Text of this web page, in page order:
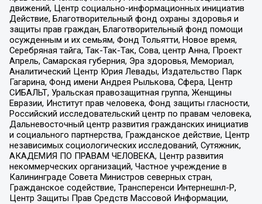
движений, Центр социально-информационных инициатив
Действие, Благотворительный фонд охраны здоровья и
защиты прав граждан, Благотворительный фонд помощи
осужденным и их семьям, Фонд Тольятти, Новое время,
Серебряная тайга, Так-Так-Так, Сова, центр Анна, Проект
Апрель, Самарская губерния, Эра здоровья, Мемориал,
Аналитический Центр Юрия Левады, Издательство Парк
Гагарина, Фонд имени Андрея Рылькова, Сфера, Центр
СИБАЛЬТ, Уральская правозащитная группа, Женщины
Евразии, Институт прав человека, Фонд защиты гласности,
Российский исследовательский центр по правам человека,
Дальневосточный центр развития гражданских инициатив
и социального партнерства, Гражданское действие, Центр
независимых социологических исследований, Сутяжник,
АКАДЕМИЯ ПО ПРАВАМ ЧЕЛОВЕКА, Центр развития
некоммерческих организаций, Частное учреждение в
Калининграде Совета Министров северных стран,
Гражданское содействие, Трансперенси Интернешнл-Р,
Центр Защиты Прав Средств Массовой Информации,